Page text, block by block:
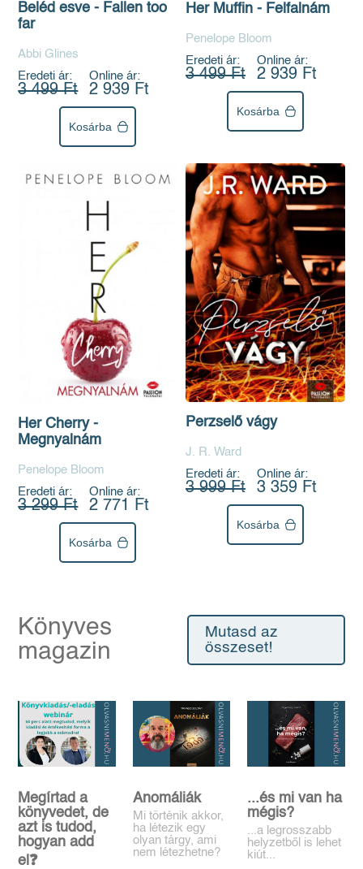
Beléd esve - Fallen too
far
Abbi Glines
Eredeti ár:
3 499 Ft
Online ár:
2 939 Ft
Kosárba
Her Muffin - Felfalnám
Penelope Bloom
Eredeti ár:
3 499 Ft
Online ár:
2 939 Ft
Kosárba
Her Cherry -
Megnyalnám
Penelope Bloom
Eredeti ár:
3 299 Ft
Online ár:
2 771 Ft
Kosárba
Perzselő vágy
J. R. Ward
Eredeti ár:
3 999 Ft
Online ár:
3 359 Ft
Kosárba
Könyves
magazin
Mutasd az
összeset!
Megírtad a
könyvedet, de
azt is tudod,
hogyan add
el❓️
Anomáliák
Mi történik akkor,
ha létezik egy
olyan tárgy, ami
nem létezhetne?
...és mi van ha
mégis?
...a legrosszabb
helyzetből is lehet
kiút...